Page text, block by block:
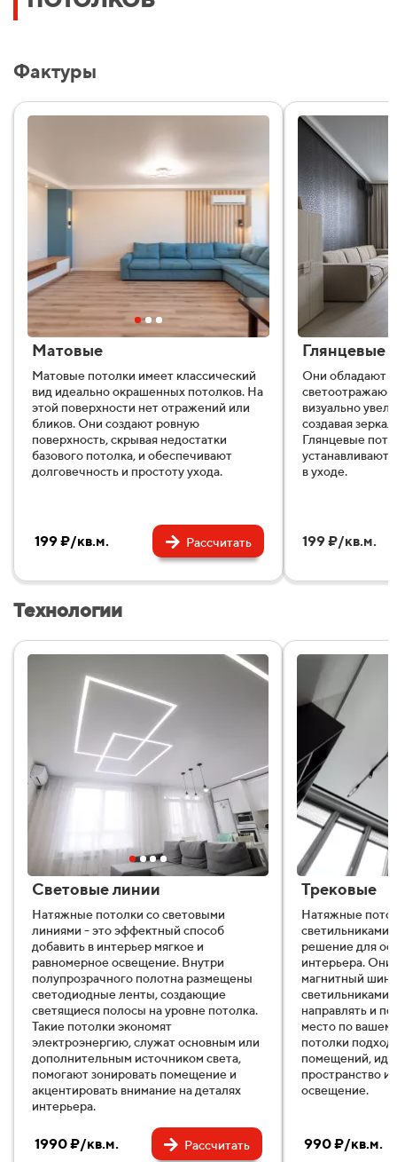
Фактуры
Матовые
Матовые потолки имеет классический
вид идеально окрашенных потолков. На
этой поверхности нет отражений или
бликов. Они создают ровную
поверхность, скрывая недостатки
базового потолка, и обеспечивают
долговечность и простоту ухода.
199 ₽/кв.м. Рассчитать
Глянцевые
Они обладают
визуально
создавая
Глянцевые
в уходе.
199 ₽/кв.м.
Технологии
Световые линии
Натяжные потолки со световыми
линиями - это эффектный способ
добавить в интерьер мягкое и
равномерное освещение. Внутри
полупрозрачного полотна размещены
светодиодные ленты, создающие
светящиеся полосы на уровне потолка.
Такие потолки экономят
электроэнергию, служат основным или
дополнительным источником света,
помогают зонировать помещение и
акцентировать внимание на деталях
интерьера.
1990 ₽/кв.м. Рассчитать
Трековые
Натяжные
светильниками
решение для
интерьера. Они
магнитный
направлять и
место по
потолки
помещений,
пространство
освещение.
990 ₽/кв.м.